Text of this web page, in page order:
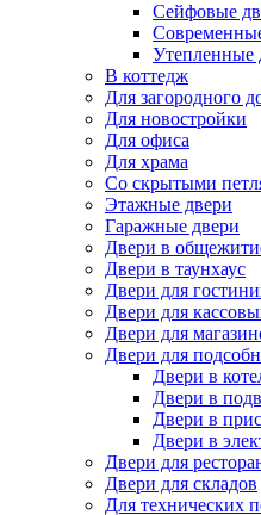
Сейфовые
Утепленные
В коттедж
Для загородного
Для новостройки
Для офиса
Для храма
Со скрытыми
Этажные двери
Гаражные двери
Двери в
Двери в таунхаус
Двери для
Двери для
Двери для
Двери для
Двери в
Двери в
Двери в
Двери в
Двери для
Двери для складов
Для технических